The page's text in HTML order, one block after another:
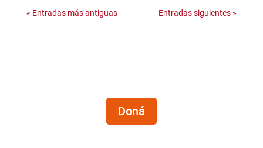
« Entradas más antiguas Entradas siguientes »
Doná